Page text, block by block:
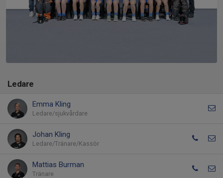
Ledare
Emma Kling
Ledare/sjukvårdare
Johan Kling
Ledare/Tränare/Kassör
Mattias Burman
Tränare